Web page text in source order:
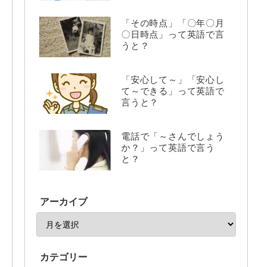
「その時点」「〇年〇月
〇日時点」って英語で言
うと？
「安心して～」「安心し
て～できる」って英語で
言うと？
電話で「～さんでしょう
か？」って英語で言う
と？
アーカイブ
カテゴリー